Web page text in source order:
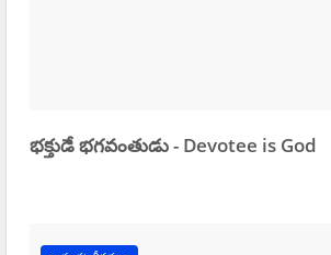
భక్తుడే భగవంతుడు - Devotee is God